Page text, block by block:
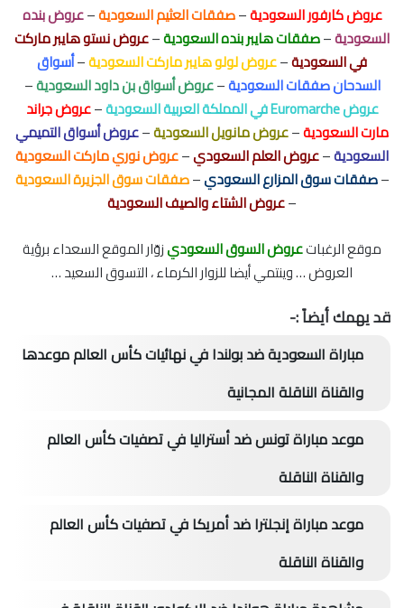
عروض كارفور السعودية–صفقات العثيم السعودية–عروض بنده
السعودية–صفقات هايبر بنده السعودية–عروض نستو هايبر ماركت
في السعودية–عروض لولو هايبر ماركت السعودية–أسواق
السدحان صفقات السعودية–عروض أسواق بن داود السعودية–
عروض Euromarche في المملكة العربية السعودية
–عروض جراند
مارت السعودية–عروض مانويل السعودية–عروض أسواق التميمي
السعودية–عروض العلم السعودي–عروض نوري ماركت السعودية
–صفقات سوق المزارع السعودي–صفقات سوق الجزيرة السعودية
–عروض الشتاء والصيف السعودية
موقع الرغباتعروض السوق السعوديزوّار الموقع السعداء برؤية
العروض … وينتمي أيضا للزوار الكرماء ، التسوق السعيد …
قد يهمك أيضاً :-
مباراة السعودية ضد بولندا في نهائيات كأس العالم موعدها
والقناة الناقلة المجانية
موعد مباراة تونس ضد أستراليا في تصفيات كأس العالم
والقناة الناقلة
موعد مباراة إنجلترا ضد أمريكا في تصفيات كأس العالم
والقناة الناقلة